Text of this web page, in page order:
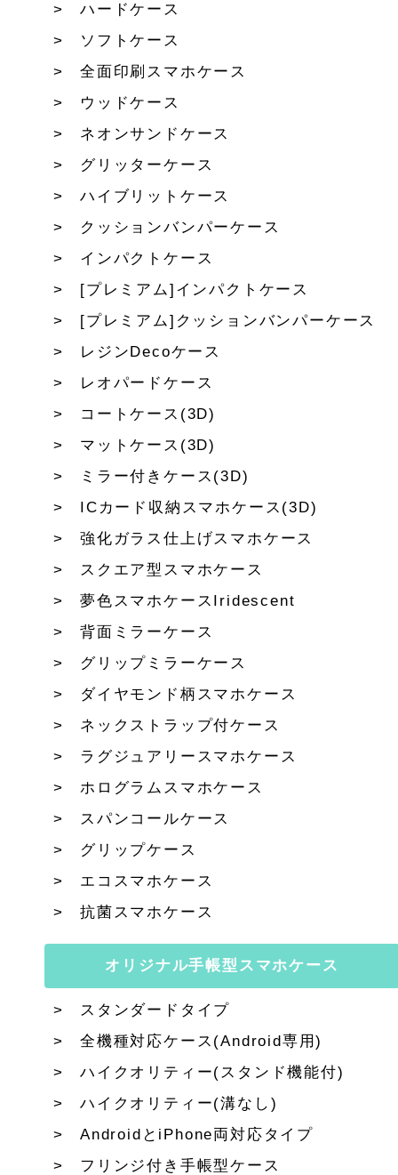
ハードケース
ソフトケース
全面印刷スマホケース
ウッドケース
ネオンサンドケース
グリッターケース
ハイブリットケース
クッションバンパーケース
インパクトケース
[プレミアム]インパクトケース
[プレミアム]クッションバンパーケース
レジンDecoケース
レオパードケース
コートケース(3D)
マットケース(3D)
ミラー付きケース(3D)
ICカード収納スマホケース(3D)
強化ガラス仕上げスマホケース
スクエア型スマホケース
夢色スマホケースIridescent
背面ミラーケース
グリップミラーケース
ダイヤモンド柄スマホケース
ネックストラップ付ケース
ラグジュアリースマホケース
ホログラムスマホケース
スパンコールケース
グリップケース
エコスマホケース
抗菌スマホケース
オリジナル手帳型スマホケース
スタンダードタイプ
全機種対応ケース(Android専用)
ハイクオリティー(スタンド機能付)
ハイクオリティー(溝なし)
AndroidとiPhone両対応タイプ
フリンジ付き手帳型ケース